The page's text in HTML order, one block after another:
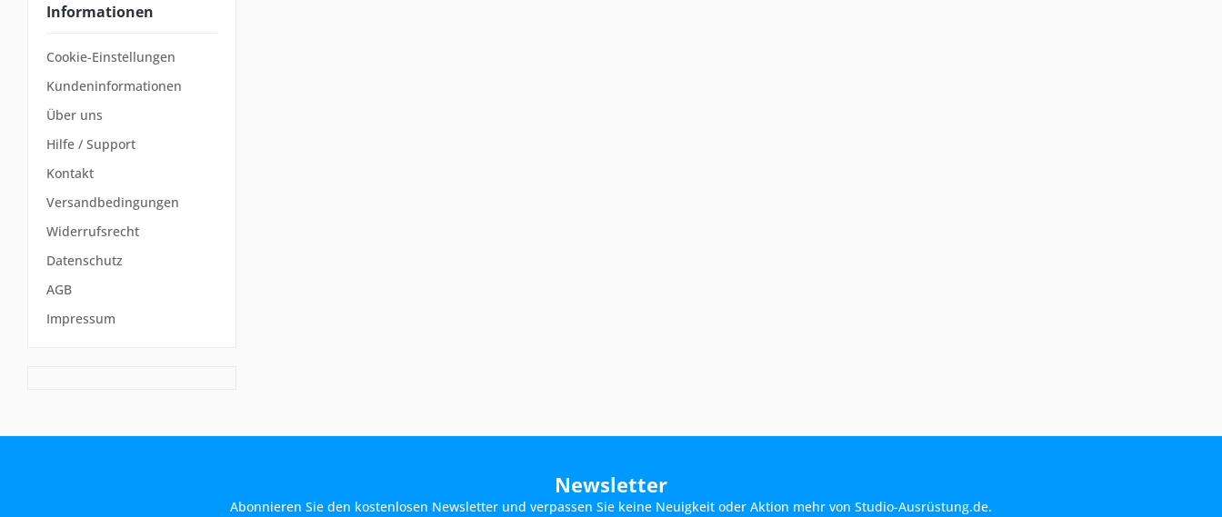
Informationen
Cookie-Einstellungen
Kundeninformationen
Über uns
Hilfe / Support
Kontakt
Versandbedingungen
Widerrufsrecht
Datenschutz
AGB
Impressum
Newsletter
Abonnieren Sie den kostenlosen Newsletter und verpassen Sie keine Neuigkeit oder Aktion mehr von Studio-Ausrüstung.de.